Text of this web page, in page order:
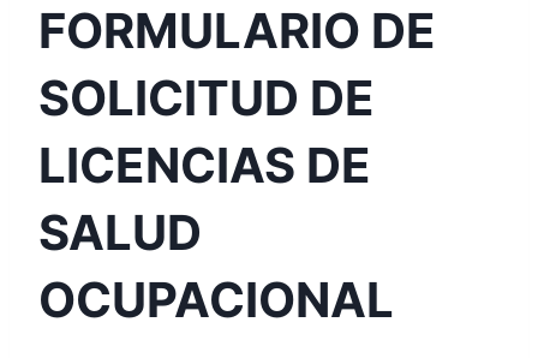
FORMULARIO DE
SOLICITUD DE
LICENCIAS DE
SALUD
OCUPACIONAL